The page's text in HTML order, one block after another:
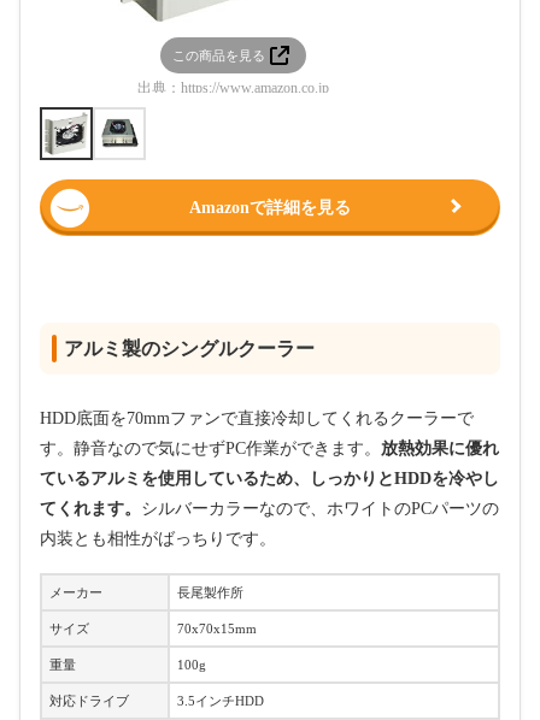
この商品を見る
出典： https://www.amazon.co.jp
Amazonで詳細を見る
アルミ製のシングルクーラー
HDD底面を70mmファンで直接冷却してくれるクーラーで
す。静音なので気にせずPC作業ができます。 放熱効果に優れ
ているアルミを使用しているため、しっかりとHDDを冷やし
てくれます。 シルバーカラーなので、ホワイトのPCパーツの
内装とも相性がばっちりです。
メーカー 長尾製作所
サイズ 70x70x15mm
重量 100g
対応ドライブ 3.5インチHDD